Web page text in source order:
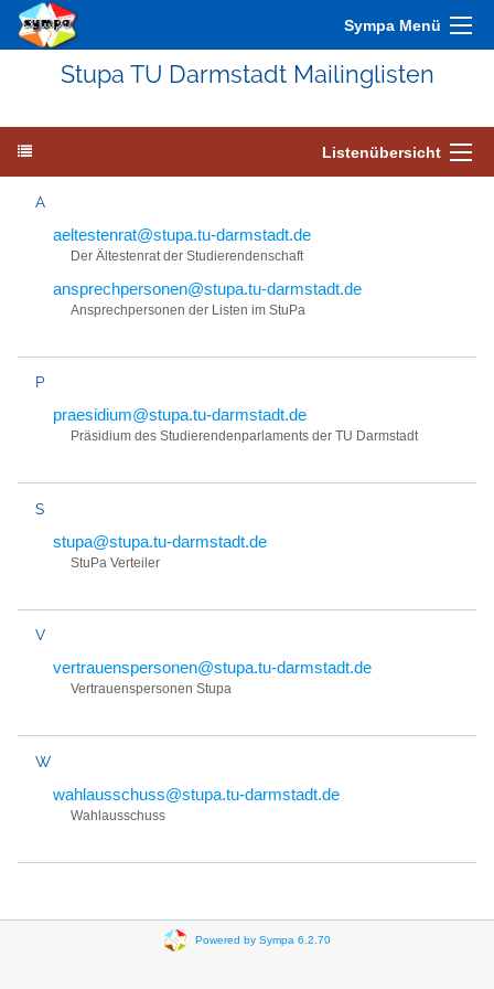
Sympa Menü
Stupa TU Darmstadt Mailinglisten
Listenübersicht
A
aeltestenrat@stupa.tu-darmstadt.de
Der Ältestenrat der Studierendenschaft
ansprechpersonen@stupa.tu-darmstadt.de
Ansprechpersonen der Listen im StuPa
P
praesidium@stupa.tu-darmstadt.de
Präsidium des Studierendenparlaments der TU Darmstadt
S
stupa@stupa.tu-darmstadt.de
StuPa Verteiler
V
vertrauenspersonen@stupa.tu-darmstadt.de
Vertrauenspersonen Stupa
W
wahlausschuss@stupa.tu-darmstadt.de
Wahlausschuss
Powered by Sympa 6.2.70